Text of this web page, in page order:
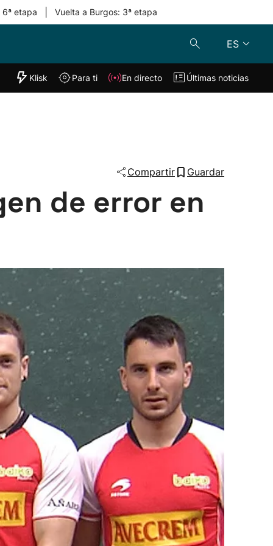
6ª etapa Vuelta a Burgos: 3ª etapa
ES
"Helmuga"
Klisk En directo
Klisk Para ti En directo Últimas noticias
Compartir Guardar
de error en